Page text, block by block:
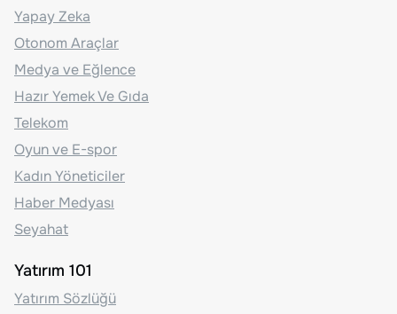
Yapay Zeka
Otonom Araçlar
Medya ve Eğlence
Hazır Yemek Ve Gıda
Telekom
Oyun ve E-spor
Kadın Yöneticiler
Haber Medyası
Seyahat
Yatırım 101
Yatırım Sözlüğü